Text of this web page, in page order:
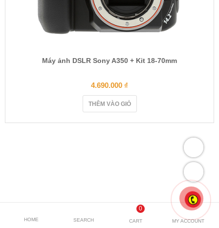
Máy ảnh DSLR Sony A350 + Kit 18-70mm
4.690.000 ₫
THÊM VÀO GIỎ
HOME SEARCH
0
CART MY ACCOUNT